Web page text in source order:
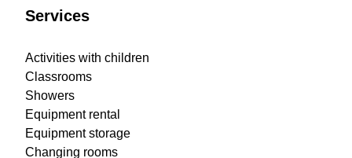
Services
Activities with children
Classrooms
Showers
Equipment rental
Equipment storage
Changing rooms